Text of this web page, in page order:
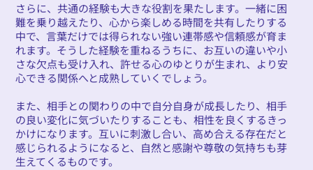
さらに、共通の経験も大きな役割を果たします。一緒に困
難を乗り越えたり、心から楽しめる時間を共有したりする
中で、言葉だけでは得られない強い連帯感や信頼感が育ま
れます。そうした経験を重ねるうちに、お互いの違いや小
さな欠点も受け入れ、許せる心のゆとりが生まれ、より安
心できる関係へと成熟していくでしょう。
また、相手との関わりの中で自分自身が成長したり、相手
の良い変化に気づいたりすることも、相性を良くするきっ
かけになります。互いに刺激し合い、高め合える存在だと
感じられるようになると、自然と感謝や尊敬の気持ちも芽
生えてくるものです。